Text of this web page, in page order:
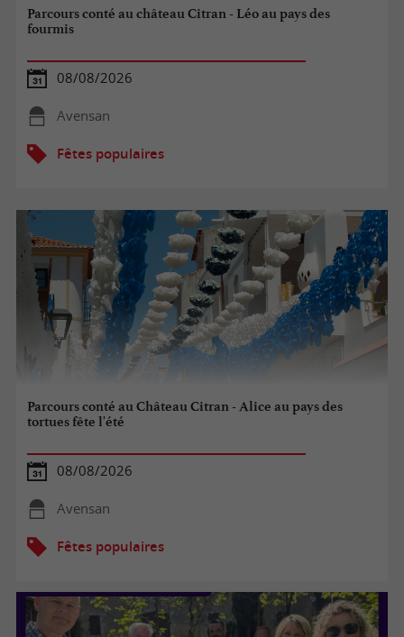
Parcours conté au château Citran - Léo au pays des
fourmis
08/08/2026
Avensan
Fêtes populaires
Parcours conté au Château Citran - Alice au pays des
tortues fête l'été
08/08/2026
Avensan
Fêtes populaires